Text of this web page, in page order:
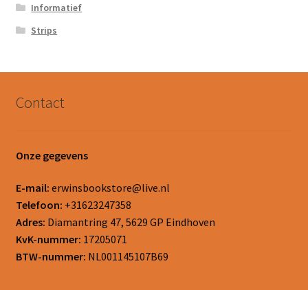
Informatief
Strips
Contact
Onze gegevens
E-mail: erwinsbookstore@live.nl
Telefoon: +31623247358
Adres: Diamantring 47, 5629 GP Eindhoven
KvK-nummer: 17205071
BTW-nummer: NL001145107B69